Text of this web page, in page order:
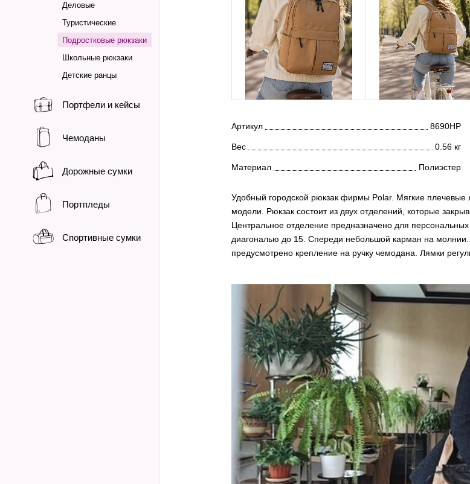
Деловые
Туристические
Подростковые рюкзаки
Школьные рюкзаки
Детские ранцы
Портфели и кейсы
Чемоданы
Дорожные сумки
Портпледы
Спортивные сумки
Артикул 8690НР
Вес 0.56 кг
Материал Полиэстер
Удобный городской рюкзак фирмы Polar. Мягкие
модели. Рюкзак состоит из двух отделений, которые
Центральное отделение предназначено для
диагональю до 15. Спереди небольшой карман на
предусмотрено крепление на ручку чемодана. Лямки